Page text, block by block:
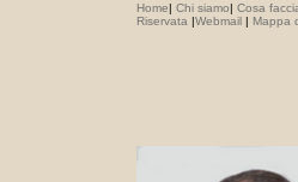
Home| Chi siamo| Cosa
Riservata |Webmail | Mappa